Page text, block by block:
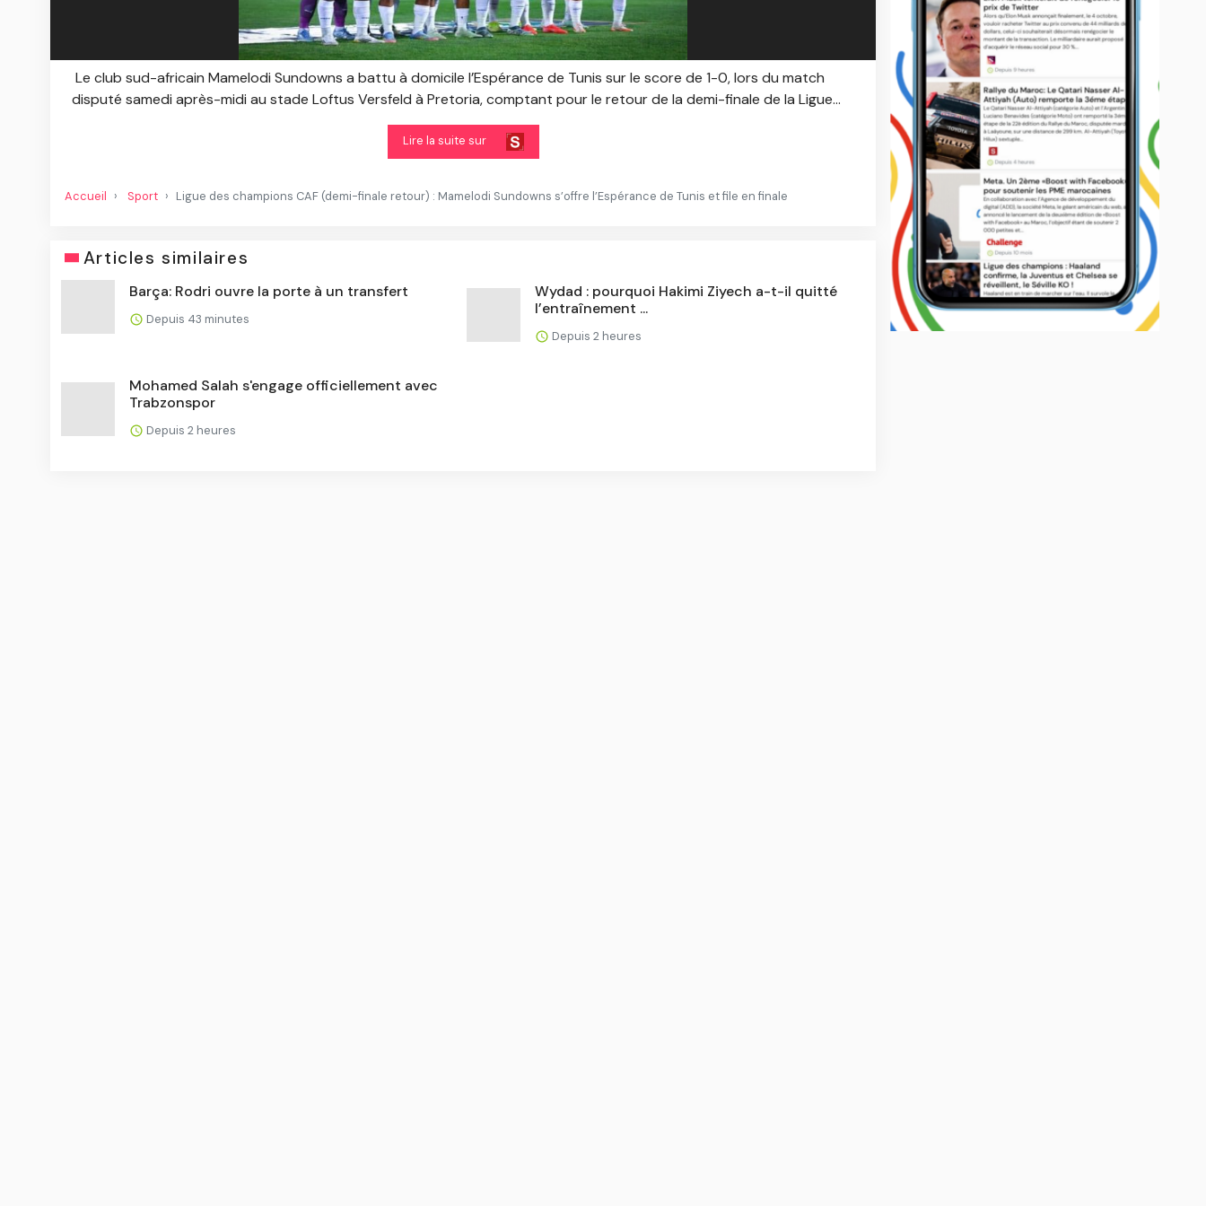
Le club sud-africain Mamelodi Sundowns a battu à domicile l’Espérance de Tunis sur le score de 1-0, lors du match
disputé samedi après-midi au stade Loftus Versfeld à Pretoria, comptant pour le retour de la demi-finale de la Ligue...
Lire la suite sur
Accueil Sport Ligue des champions CAF (demi-finale retour) : Mamelodi Sundowns s’offre l’Espérance de Tunis et file en finale
Articles similaires
Barça: Rodri ouvre la porte à un transfert
Depuis 43 minutes
Wydad : pourquoi Hakimi Ziyech a-t-il quitté
l’entraînement ...
Depuis 2 heures
Mohamed Salah s'engage officiellement avec
Trabzonspor
Depuis 2 heures